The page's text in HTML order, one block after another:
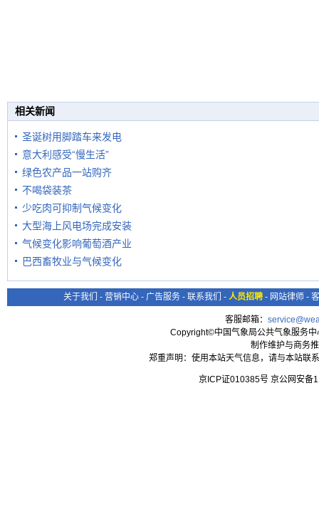
相关新闻
圣诞树用脚踏车来发电
意大利感受“慢生活”
绿色农产品一站购齐
不喝袋装茶
少吃肉可抑制气候变化
大型海上风电场完成安装
气候变化影响葡萄酒产业
巴西畜牧业与气候变化
关于我们 - 营销中心 - 广告服务 - 联系我们 - 人员招聘 - 网站律师 -
客服邮箱：
Copyright©中国气象局公共气象服务
制作维护与商务
郑重声明：使用本站天气信息，请与本站联
京ICP证010385号 京公网安备